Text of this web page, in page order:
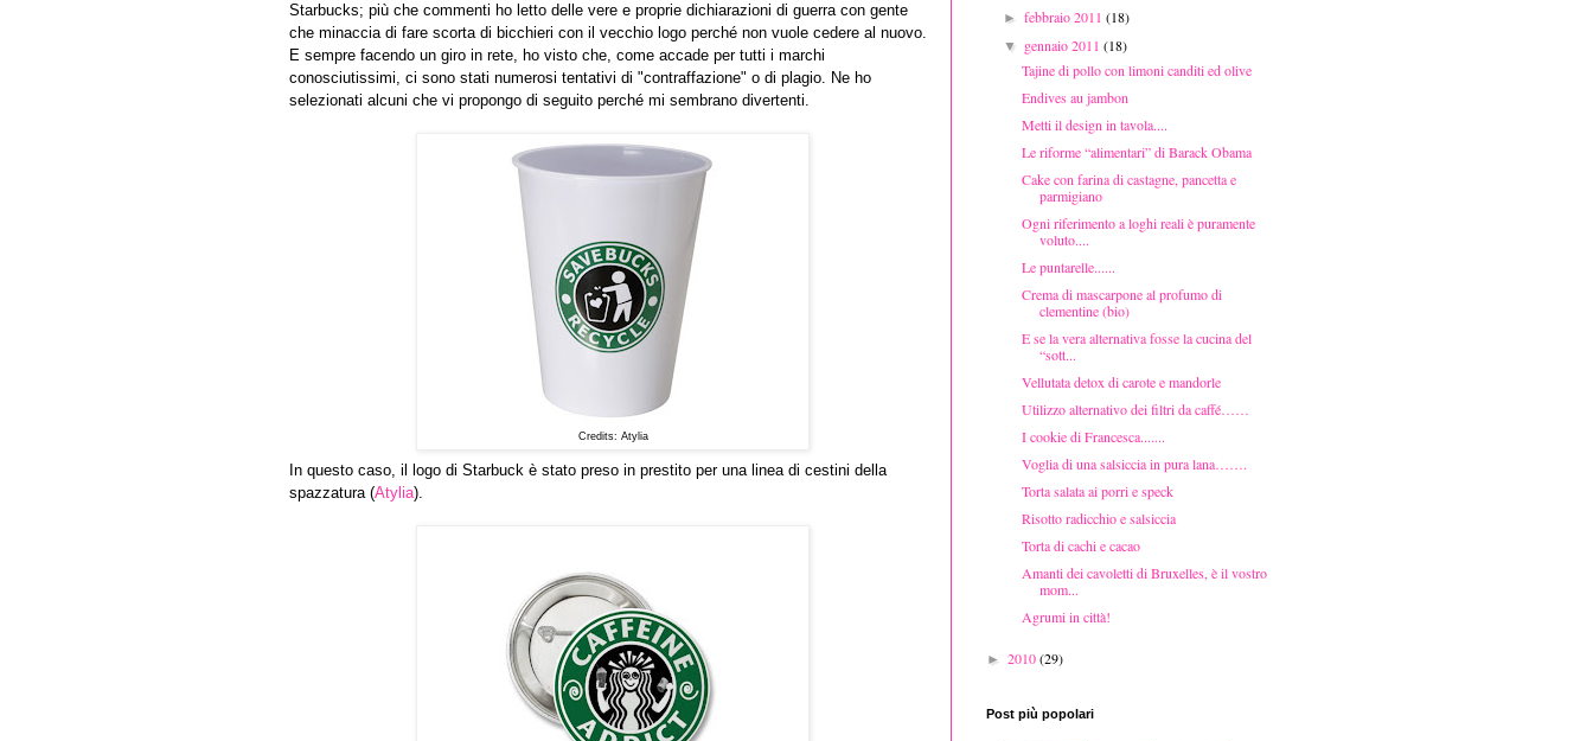
Starbucks; più che commenti ho letto delle vere e proprie dichiarazioni di guerra con gente
che minaccia di fare scorta di bicchieri con il vecchio logo perché non vuole cedere al nuovo.
E sempre facendo un giro in rete, ho visto che, come accade per tutti i marchi
conosciutissimi, ci sono stati numerosi tentativi di "contraffazione" o di plagio. Ne ho
selezionati alcuni che vi propongo di seguito perché mi sembrano divertenti.
Credits: Atylia
In questo caso, il logo di Starbuck è stato preso in prestito per una linea di cestini della
spazzatura (Atylia).
►febbraio 2011(18)
▼ gennaio 2011(18)
Tajine di pollo con limoni canditi ed olive
Endives au jambon
Metti il design in tavola....
Le riforme “alimentari” di Barack Obama
Cake con farina di castagne, pancetta e
parmigiano
Ogni riferimento a loghi reali è puramente
voluto....
Le puntarelle......
Crema di mascarpone al profumo di
clementine (bio)
E se la vera alternativa fosse la cucina del
“sott...
Vellutata detox di carote e mandorle
Utilizzo alternativo dei filtri da caffé……
I cookie di Francesca.......
Voglia di una salsiccia in pura lana…….
Torta salata ai porri e speck
Risotto radicchio e salsiccia
Torta di cachi e cacao
Amanti dei cavoletti di Bruxelles, è il vostro
mom...
Agrumi in città!
► 2010(29)
Post più popolari